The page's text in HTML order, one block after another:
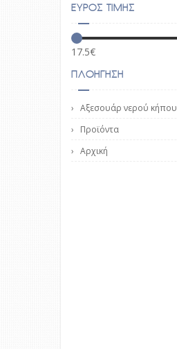
ΕΥΡΟΣ ΤΙΜΗΣ
17.5€
ΠΛΟΗΓΗΣΗ
Αξεσουάρ νερού κήπου
Προϊόντα
Αρχική